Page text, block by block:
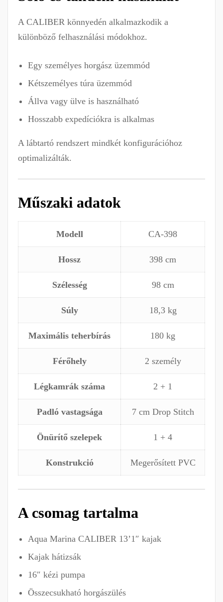
A CALIBER könnyedén alkalmazkodik a
különböző felhasználási módokhoz.
Egy személyes horgász üzemmód
Kétszemélyes túra üzemmód
Állva vagy ülve is használható
Hosszabb expedíciókra is alkalmas
A lábtartó rendszert mindkét konfigurációhoz
optimalizálták.
Műszaki adatok
Modell CA-398
Hossz 398 cm
Szélesség 98 cm
Súly 18,3 kg
Maximális teherbírás 180 kg
Férőhely 2 személy
Légkamrák száma 2 + 1
Padló vastagsága 7 cm Drop Stitch
Önürítő szelepek 1 + 4
Konstrukció Megerősített PVC
A csomag tartalma
Aqua Marina CALIBER 13’1″ kajak
Kajak hátizsák
16″ kézi pumpa
Összecsukható horgászülés